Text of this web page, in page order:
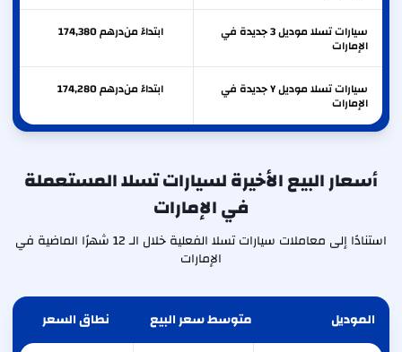
سيارات تسلا موديل 3 جديدة في
الإمارات
ابتداءً من 174,380درهم
سيارات تسلا موديل Y جديدة في
الإمارات
ابتداءً من 174,280درهم
أسعار البيع الأخيرة لسيارات تسلا المستعملة
في الإمارات
استنادًا إلى معاملات سيارات تسلا الفعلية خلال الـ 12 شهرًا الماضية في
الإمارات
الموديل متوسط سعر البيع نطاق السعر